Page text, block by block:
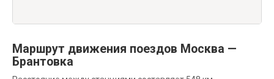
Маршрут движения поездов Москва —
Брантовка